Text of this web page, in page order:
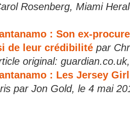
Rosenberg, Miami
: Son ex-
de leur crédibilité par
original:
: Les Jersey
par Jon Gold, le 4 mai